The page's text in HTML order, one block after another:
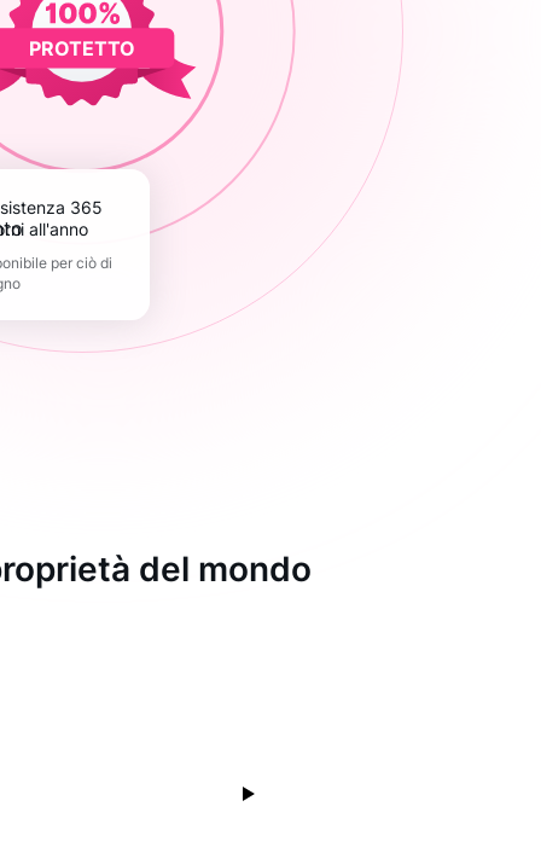
PROTETTO
all'anno
per ciò di
del mondo